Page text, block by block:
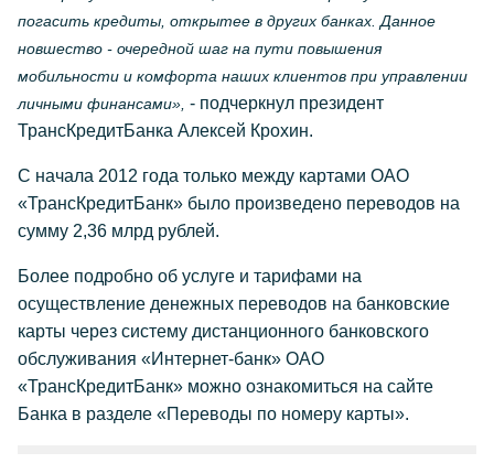
погасить кредиты, открытее в других банках. Данное
новшество - очередной шаг на пути повышения
мобильности и комфорта наших клиентов при управлении
личными финансами», - подчеркнул президент
ТрансКредитБанка Алексей Крохин.
С начала 2012 года только между картами ОАО
«ТрансКредитБанк» было произведено переводов на
сумму 2,36 млрд рублей.
Более подробно об услуге и тарифами на
осуществление денежных переводов на банковские
карты через систему дистанционного банковского
обслуживания «Интернет-банк» ОАО
«ТрансКредитБанк» можно ознакомиться на сайте
Банка в разделе «Переводы по номеру карты».